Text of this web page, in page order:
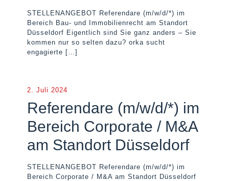
STELLENANGEBOT Referendare (m/w/d/*) im
Bereich Bau- und Immobilienrecht am Standort
Düsseldorf Eigentlich sind Sie ganz anders – Sie
kommen nur so selten dazu? orka sucht
engagierte […]
2. Juli 2024
Referendare (m/w/d/*) im
Bereich Corporate / M&A
am Standort Düsseldorf
STELLENANGEBOT Referendare (m/w/d/*) im
Bereich Corporate / M&A am Standort Düsseldorf